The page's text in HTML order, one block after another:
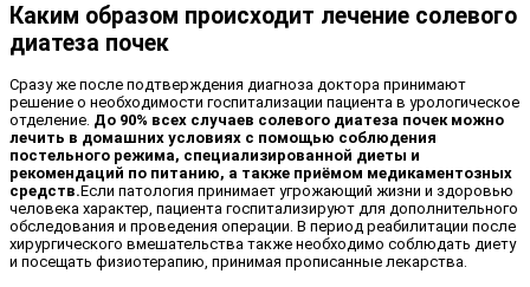
Каким образом происходит лечение солевого
диатеза почек
Сразу же после подтверждения диагноза доктора принимают
решение о необходимости госпитализации пациента в урологическое
отделение. До 90% всех случаев солевого диатеза почек можно
лечить в домашних условиях с помощью соблюдения
постельного режима, специализированной диеты и
рекомендаций по питанию, а также приёмом медикаментозных
средств.Если патология принимает угрожающий жизни и здоровью
человека характер, пациента госпитализируют для дополнительного
обследования и проведения операции. В период реабилитации после
хирургического вмешательства также необходимо соблюдать диету
и посещать физиотерапию, принимая прописанные лекарства.